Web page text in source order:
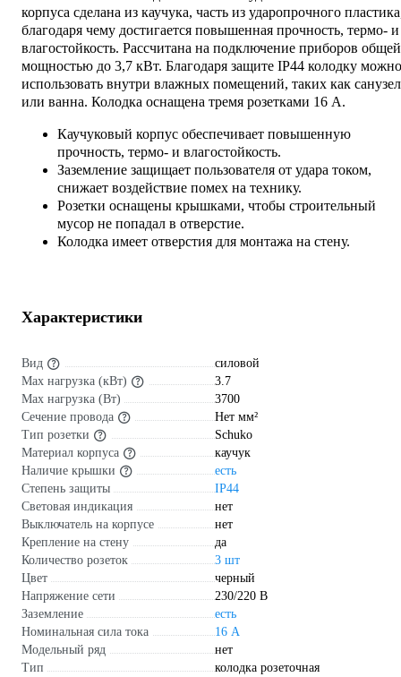
корпуса сделана из каучука, часть из ударопрочного
благодаря чему достигается повышенная прочность, термо- и
влагостойкость. Рассчитана на подключение приборов общей
мощностью до 3,7 кВт. Благодаря защите IP44 колодку можно
использовать внутри влажных помещений, таких как санузел
или ванна. Колодка оснащена тремя розетками 16 А.
Каучуковый корпус обеспечивает повышенную
прочность, термо- и влагостойкость.
Заземление защищает пользователя от удара током,
снижает воздействие помех на технику.
Розетки оснащены крышками, чтобы строительный
мусор не попадал в отверстие.
Колодка имеет отверстия для монтажа на стену.
Характеристики
Вид
силовой
Max нагрузка (кВт)
3.7
Max нагрузка (Вт)
3700
Сечение провода
Нет мм²
Тип розетки
Schuko
Материал корпуса
каучук
Наличие крышки
есть
Степень защиты
IP44
Световая индикация
нет
Выключатель на корпусе
нет
Крепление на стену
да
Количество розеток
3 шт
Цвет
черный
Напряжение сети
230/220 В
Заземление
есть
Номинальная сила тока
16 А
Модельный ряд
нет
Тип
колодка розеточная